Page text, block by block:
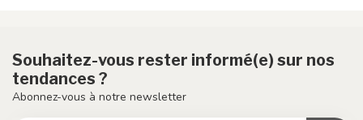
Souhaitez-vous rester informé(e) sur nos
tendances ?
Abonnez-vous à notre newsletter